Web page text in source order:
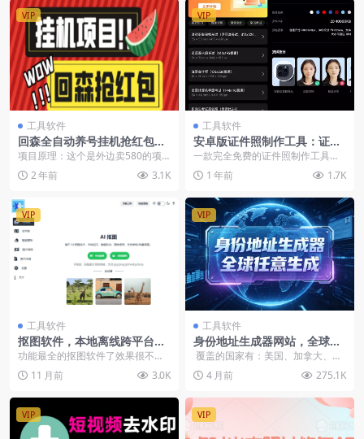
VIP
工具软件
回森全自动养号挂机抢红包项
目，单号一天5-10+【自动脚
本+使用教程】【已破解】
项目原理：这个是外边卖580的项
目！！利用脚本进入回森直播间抢
红包，脚本全自动抢...
2 年前 3.1K
VIP
工具软件
安卓版证件照制作工具：证件
照制作无广告
一款完全免费的证件照制作工具内
置了多种常用的尺寸选择你要的证
件照尺寸，再选择照片...
1 年前 1.7K
VIP
工具软件
抠图软件，本地离线跨平台一
键AI抠图
功能最全的抠图软件了效果很不错
而且有个单独的证件照抠图制作使
用开源模型 bria...
11 月前 3.0K
VIP
工具软件
身份地址生成器网站，全球任
意生成-在线工具
覆盖的国家有：美国、加拿大、澳
大利亚、日本、台湾、韩国、香
港、英国、...
4 月前 275.1K
VIP VIP